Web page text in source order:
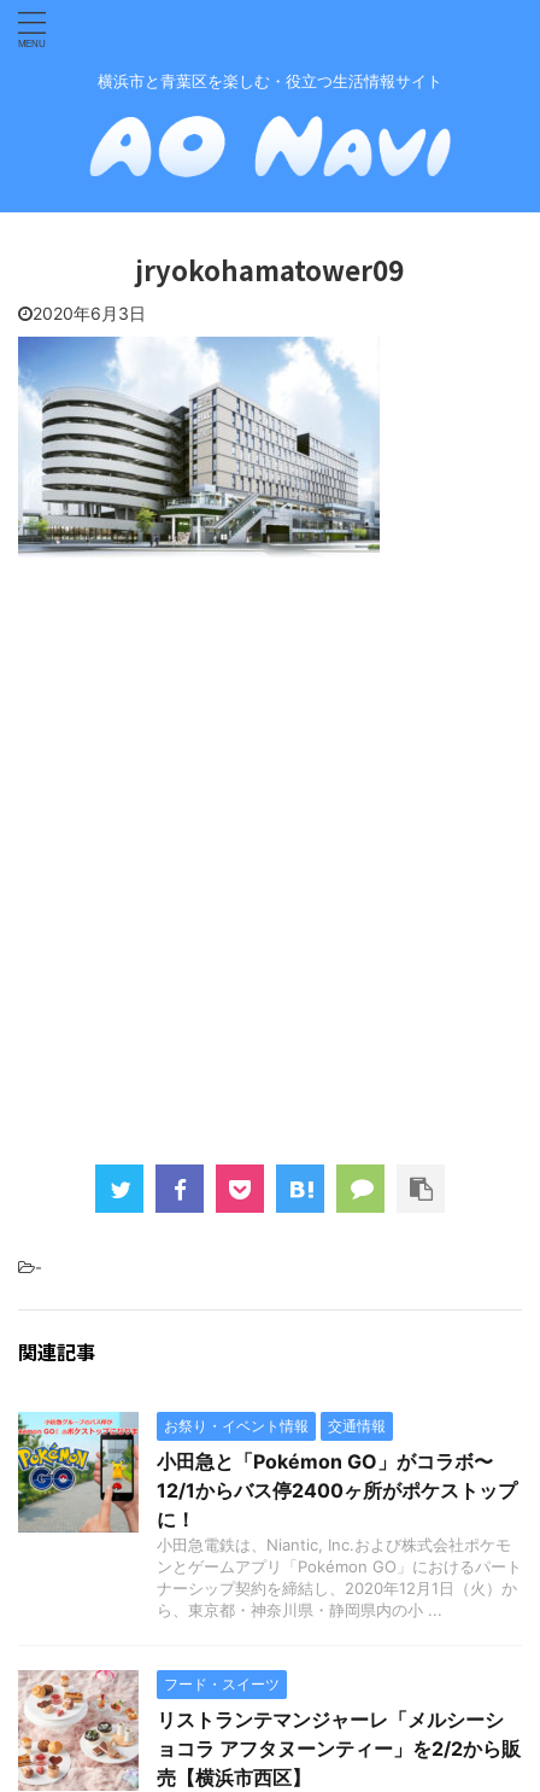
横浜市と青葉区を楽しむ・役立つ生活情報サイト
jryokohamatower09
2020年6月3日
-
関連記事
お祭り・イベント情報 交通情報
小田急と「Pokémon GO」がコラボ〜
12/1からバス停2400ヶ所がポケストップ
に！
小田急電鉄は、Niantic, Inc.および株式会社ポケモ
ンとゲームアプリ「Pokémon GO」におけるパート
ナーシップ契約を締結し、2020年12月1日（火）か
ら、東京都・神奈川県・静岡県内の小 ...
フード・スイーツ
リストランテマンジャーレ「メルシーシ
ョコラ アフタヌーンティー」を2/2から販
売【横浜市西区】